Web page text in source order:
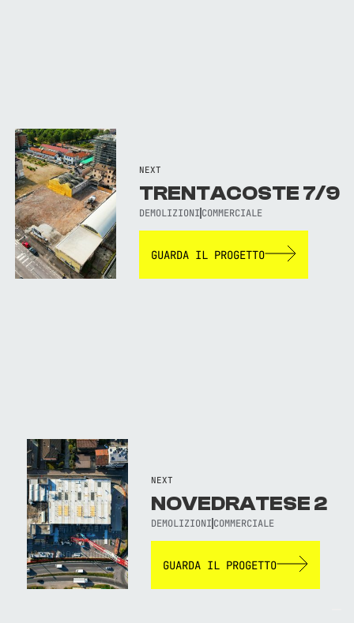
TORNA AL SITO WEB
NEXT
TRENTACOSTE 7/9
DEMOLIZIONI COMMERCIALE
GUARDA IL PROGETTO
NEXT
NOVEDRATESE 2
DEMOLIZIONI COMMERCIALE
GUARDA IL PROGETTO